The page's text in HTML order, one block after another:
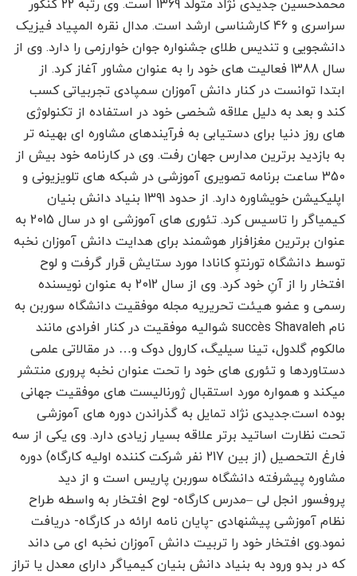
محمدحسین جدیدی نژاد متولد 1369 است. وی رتبه 22 کنکور
سراسری و 46 کارشناسی ارشد است. مدال نقره المپیاد فیزیک
دانشجویی و تندیس طلای جشنواره جوان خوارزمی را دارد. وی از
سال 1388 فعالیت های خود را به عنوان مشاور آغاز کرد. از
ابتدا توانست در کنار دانش آموزان سمپادی تجربیاتی کسب
کند و بعد به دلیل علاقه شخصی خود در استفاده از تکنولوژی
های روز دنیا برای دستیابی به فرآیندهای مشاوره ای بهینه تر
به بازدید برترین مدارس جهان رفت. وی در کارنامه خود بیش از
350 ساعت برنامه تصویری آموزشی در شبکه های تلویزیونی و
اپلیکیشن خویشاوره دارد. از حدود 1391 بنیاد دانش بنیان
کیمیاگر را تاسیس کرد. تئوری های آموزشی او در سال 2015 به
عنوان برترین مغزافزار هوشمند برای هدایت دانش آموزان نخبه
توسط دانشگاه تورنتوِ کانادا مورد ستایش قرار گرفت و لوح
افتخار را از آنِ خود کرد. وی از سال 2012 به عنوان نویسنده
رسمی و عضو هیئت تحریریه مجله موفقیت دانشگاه سوربن به
نام succès Shavaleh شوالیه موفقیت در کنار افرادی مانند
مالکوم گلدول، تینا سیلیگ، کارول دوک و… در مقالاتی علمی
دستاوردها و تئوری های خود را تحت عنوان نخبه پروری منتشر
میکند و همواره مورد استقبال ژورنالیست های موفقیت جهانی
بوده است.جدیدی نژاد تمایل به گذراندن دوره های آموزشی
تحت نظارت اساتید برتر علاقه بسیار زیادی دارد. وی یکی از سه
فارغ التحصیل (از بین 217 نفر شرکت کننده اولیه کارگاه) دوره
مشاوره پیشرفته دانشگاه سوربن پاریس است و از دید
پروفسور انجل لی –مدرس کارگاه- لوح افتخار به واسطه طراح
نظام آموزشی پیشنهادی -پایان نامه ارائه در کارگاه- دریافت
نمود.وی افتخار خود را تربیت دانش آموزان نخبه ای می داند
که در بدو ورود به بنیاد دانش بنیان کیمیاگر دارای معدل یا تراز